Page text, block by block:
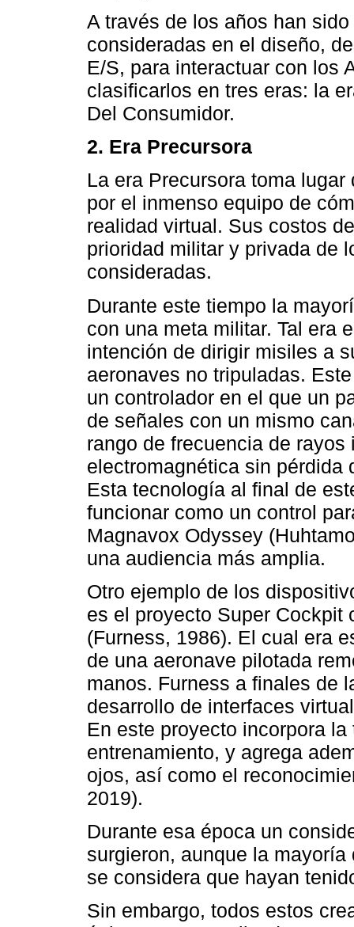
A través de los años han
consideradas en el diseño,
E/S, para interactuar con los
clasificarlos en tres eras: la
Del Consumidor.
2. Era Precursora
La era Precursora toma
por el inmenso equipo de
realidad virtual. Sus costos
prioridad militar y privada de
consideradas.
Durante este tiempo la
con una meta militar. Tal era
intención de dirigir misiles a
aeronaves no tripuladas.
un controlador en el que un
de señales con un mismo
rango de frecuencia de
electromagnética sin pérdida
Esta tecnología al final de
funcionar como un control
Magnavox Odyssey
una audiencia más amplia.
Otro ejemplo de los
es el proyecto Super Cockpit
(Furness, 1986). El cual era
de una aeronave pilotada
manos. Furness a finales de
desarrollo de interfaces
En este proyecto incorpora
entrenamiento, y agrega
ojos, así como el
2019).
Durante esa época un
surgieron, aunque la
se considera que hayan
Sin embargo, todos estos